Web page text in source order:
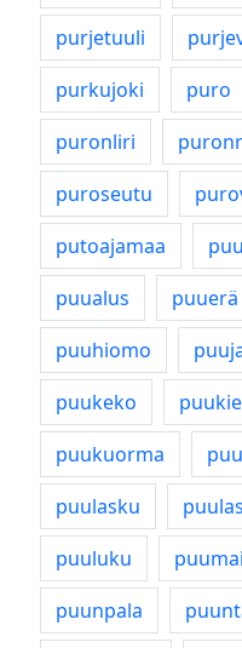
purjetuuli
purkujoki
puro
puronliri
puroseutu
putoajamaa
puualus
puuerä
puuhiomo
puukeko
puukuorma
puulasku
puuluku
puunpala